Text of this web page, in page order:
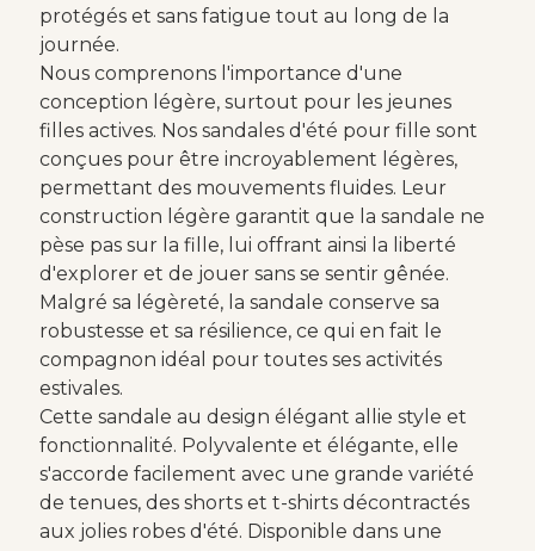
protégés et sans fatigue tout au long de la
journée.
Nous comprenons l'importance d'une
conception légère, surtout pour les jeunes
filles actives. Nos sandales d'été pour fille sont
conçues pour être incroyablement légères,
permettant des mouvements fluides. Leur
construction légère garantit que la sandale ne
pèse pas sur la fille, lui offrant ainsi la liberté
d'explorer et de jouer sans se sentir gênée.
Malgré sa légèreté, la sandale conserve sa
robustesse et sa résilience, ce qui en fait le
compagnon idéal pour toutes ses activités
estivales.
Cette sandale au design élégant allie style et
fonctionnalité. Polyvalente et élégante, elle
s'accorde facilement avec une grande variété
de tenues, des shorts et t-shirts décontractés
aux jolies robes d'été. Disponible dans une